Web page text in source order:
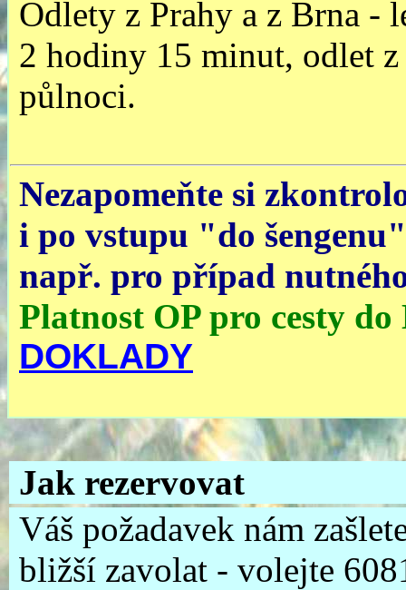
Odlety z Prahy a z Brna -
2 hodiny 15 minut, odlet
půlnoci.
Nezapomeňte si
i po vstupu "do
např. pro případ
Platnost OP pro cesty
DOKLADY
Jak rezervovat
Váš požadavek nám
bližší zavolat - volejte